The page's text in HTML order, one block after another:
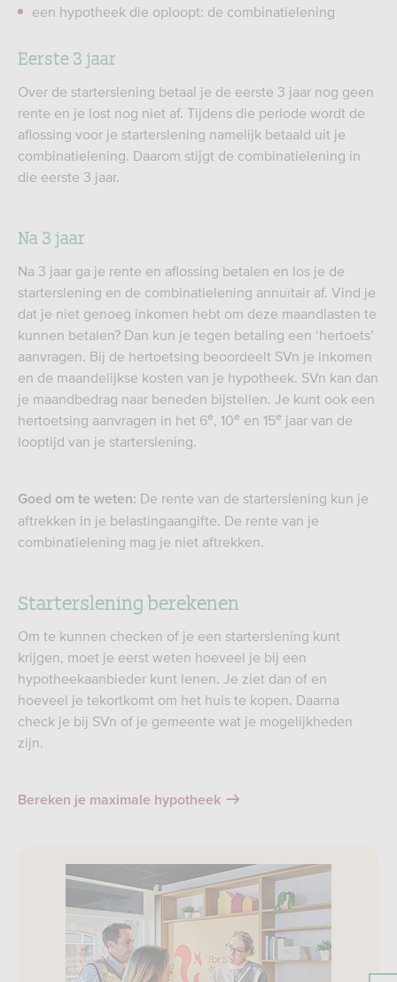
een hypotheek die oploopt: de combinatielening
Eerste 3 jaar
Over de starterslening betaal je de eerste 3 jaar nog geen
rente en je lost nog niet af. Tijdens die periode wordt de
aflossing voor je starterslening namelijk betaald uit je
combinatielening. Daarom stijgt de combinatielening in
die eerste 3 jaar.
Na 3 jaar
Na 3 jaar ga je rente en aflossing betalen en los je de
starterslening en de combinatielening annuïtair af. Vind je
dat je niet genoeg inkomen hebt om deze maandlasten te
kunnen betalen? Dan kun je tegen betaling een ‘hertoets’
aanvragen. Bij de hertoetsing beoordeelt SVn je inkomen
en de maandelijkse kosten van je hypotheek. SVn kan dan
je maandbedrag naar beneden bijstellen. Je kunt ook een
hertoetsing aanvragen in het 6e, 10e en 15e jaar van de
looptijd van je starterslening.
Goed om te weten: De rente van de starterslening kun je
aftrekken in je belastingaangifte. De rente van je
combinatielening mag je niet aftrekken.
Starterslening berekenen
Om te kunnen checken of je een starterslening kunt
krijgen, moet je eerst weten hoeveel je bij een
hypotheekaanbieder kunt lenen. Je ziet dan of en
hoeveel je tekortkomt om het huis te kopen. Daarna
check je bij SVn of je gemeente wat je mogelijkheden
zijn.
Bereken je maximale hypotheek